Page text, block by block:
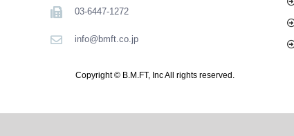
03-6447-1272
info@bmft.co.jp
Copyright © B.M.FT, Inc All rights reserved.